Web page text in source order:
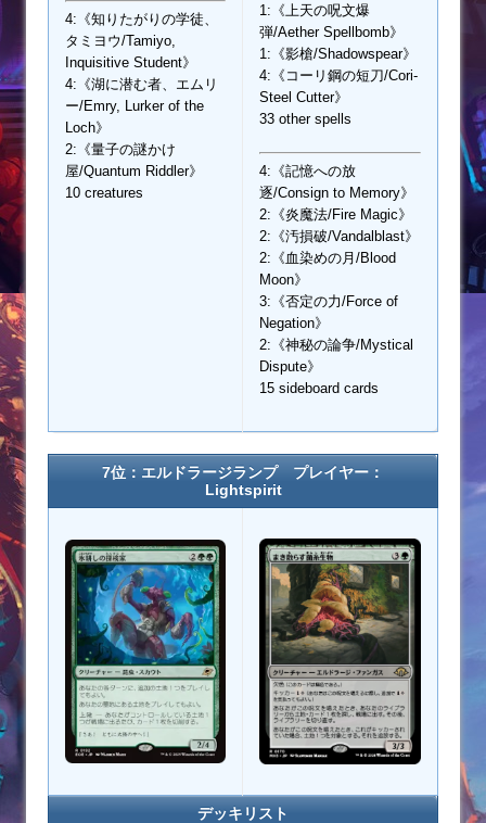
4:《知りたがりの学徒、
タミヨウ/Tamiyo,
Inquisitive Student》
4:《湖に潜む者、エムリ
ー/Emry, Lurker of the
Loch》
2:《量子の謎かけ
屋/Quantum Riddler》
10 creatures
1:《上天の呪文爆
弾/Aether Spellbomb》
1:《影槍/Shadowspear》
4:《コーリ鋼の短刀/Cori-
Steel Cutter》
33 other spells
4:《記憶への放
逐/Consign to Memory》
2:《炎魔法/Fire Magic》
2:《汚損破/Vandalblast》
2:《血染めの月/Blood
Moon》
3:《否定の力/Force of
Negation》
2:《神秘の論争/Mystical
Dispute》
15 sideboard cards
7位：エルドラージランプ プレイヤー：
Lightspirit
デッキリスト